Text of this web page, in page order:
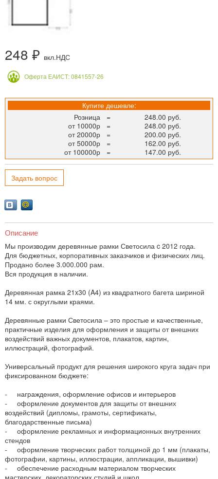
248 ₽ вкл.НДС
Оферта ЕАИСТ: 0841557-26
Купите дешевле:
Розница
=
248.00 руб.
от 10000р
=
248.00 руб.
от 20000р
=
200.00 руб.
от 50000р
=
162.00 руб.
от 100000р
= 147.00 руб.
Задать вопрос
Описание
Мы производим деревянные рамки Светосила c 2012 года.
Для бюджетных, корпоративных заказчиков и физических лиц.
Продано более 3.000.000 рам.
Вся продукция в наличии.
Деревянная рамка 21x30 (A4) из квадратного багета шириной
14 мм. с округлыми краями.
Деревянные рамки Светосила – это простые и качественные,
практичные изделия для оформления и защиты от внешних
воздействий важных документов, плакатов, картин,
иллюстраций, фотографий.
Универсальный продукт для решения широкого круга задач при
фиксированном бюджете:
- награждения, оформление офисов и интерьеров
- оформление документов для защиты от внешних
воздействий (дипломы, грамоты, сертификаты,
благодарственные письма)
- оформление рекламных и информационных внутренних
стендов
- оформление творческих работ толщиной до 1 мм (плакаты,
фотографии, картины, иллюстрации, аппликации, вышивки)
- обеспечение расходным материалом творческих